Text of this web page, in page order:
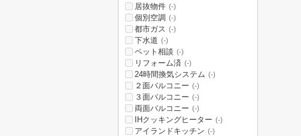
居抜物件 (-)
個別空調 (-)
都市ガス (-)
下水道 (-)
ペット相談 (-)
リフォーム済 (-)
24時間換気システム (-)
２面バルコニー (-)
３面バルコニー (-)
両面バルコニー (-)
IHクッキングヒーター (-)
アイランドキッチン (-)